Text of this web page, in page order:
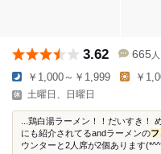
3.62 665 人
￥1,000～￥1,999 ￥
土曜日、日曜日
...鶏白湯ラーメン！！だいすき
にも紹介されてるandラーメンのフ
ウンターと2人席が2個あります